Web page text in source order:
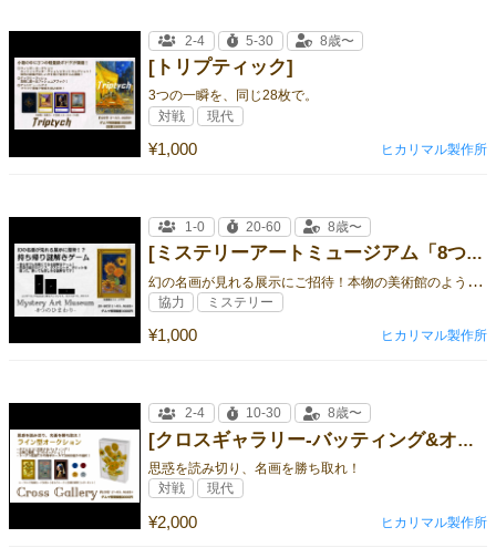
[トリプティック]
3つの一瞬を、同じ28枚で。
¥1,000
2-4 5-30 8歳〜
対戦 現代
ヒカリマル製作所
[ミステリーアートミュージアム「8つのひまわり」]
幻
の名画が見れる展示にご招待！本物の美術館のようなリアルなコンポーネントで楽しむ謎解き！
¥1,000
1-0 20-60 8歳〜
協力 ミステリー
ヒカリマル製作所
[クロスギャラリー-バッティング&オークション-]
思惑を読み切り、名画を勝ち取れ！
¥2,000
2-4 10-30 8歳〜
対戦 現代
ヒカリマル製作所